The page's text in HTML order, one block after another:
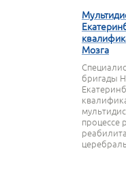
Мозга
бригады
процессе